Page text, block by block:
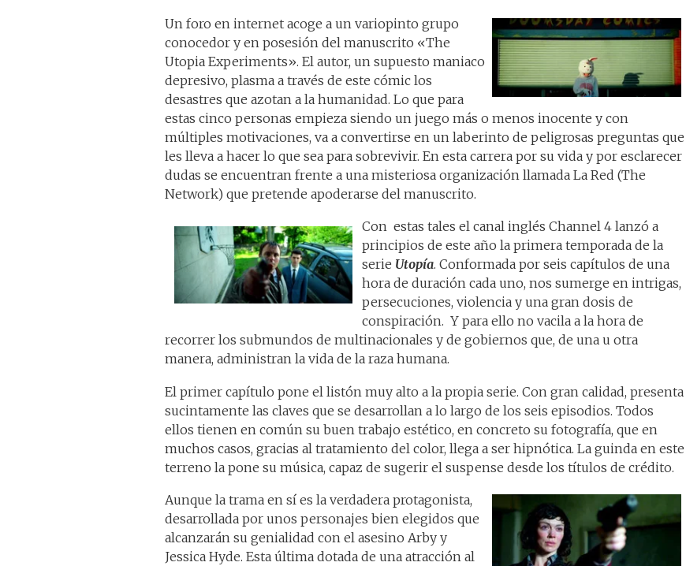
Un foro en internet acoge a un variopinto grupo
conocedor y en posesión del manuscrito «The
Utopia Experiments». El autor, un supuesto maniaco
depresivo, plasma a través de este cómic los
desastres que azotan a la humanidad. Lo que para
estas cinco personas empieza siendo un juego más o menos inocente y con
múltiples motivaciones, va a convertirse en un laberinto de peligrosas preguntas que
les lleva a hacer lo que sea para sobrevivir. En esta carrera por su vida y por esclarecer
dudas se encuentran frente a una misteriosa organización llamada La Red (The
Network) que pretende apoderarse del manuscrito.
Con estas tales el canal inglés Channel 4 lanzó a
principios de este año la primera temporada de la
serie Utopía. Conformada por seis capítulos de una
hora de duración cada uno, nos sumerge en intrigas,
persecuciones, violencia y una gran dosis de
conspiración. Y para ello no vacila a la hora de
recorrer los submundos de multinacionales y de gobiernos que, de una u otra
manera, administran la vida de la raza humana.
El primer capítulo pone el listón muy alto a la propia serie. Con gran calidad, presenta
sucintamente las claves que se desarrollan a lo largo de los seis episodios. Todos
ellos tienen en común su buen trabajo estético, en concreto su fotografía, que en
muchos casos, gracias al tratamiento del color, llega a ser hipnótica. La guinda en este
terreno la pone su música, capaz de sugerir el suspense desde los títulos de crédito.
Aunque la trama en sí es la verdadera protagonista,
desarrollada por unos personajes bien elegidos que
alcanzarán su genialidad con el asesino Arby y
Jessica Hyde. Esta última dotada de una atracción al